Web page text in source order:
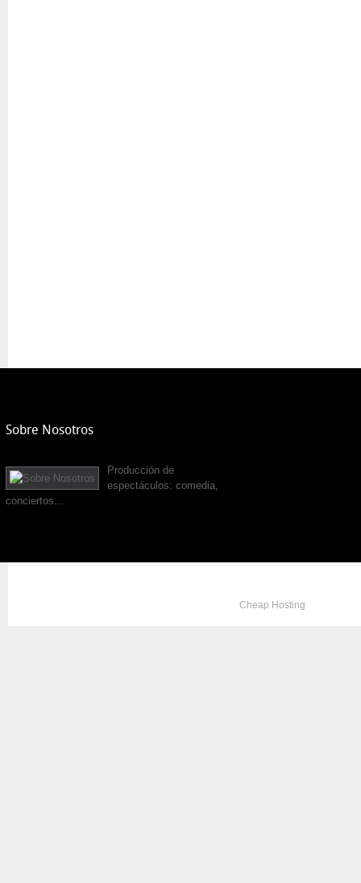
Sobre Nosotros
Producción de
espectáculos: comedia,
conciertos...
Cheap Hosting